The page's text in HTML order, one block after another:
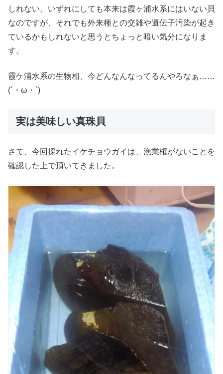
しれない。いずれにしても本来は霞ヶ浦水系にはいない貝
なのですが、それでも外来種との交雑や遺伝子汚染が起き
ているかもしれないと思うとちょっと暗い気分になりま
す。
霞ケ浦水系の生物相、今どんなんなってるんやろなぁ……
(´・ω・`)
実は美味しい真珠貝
さて、今回採れたイケチョウガイは、漁業権がないことを
確認した上で頂いてきました。